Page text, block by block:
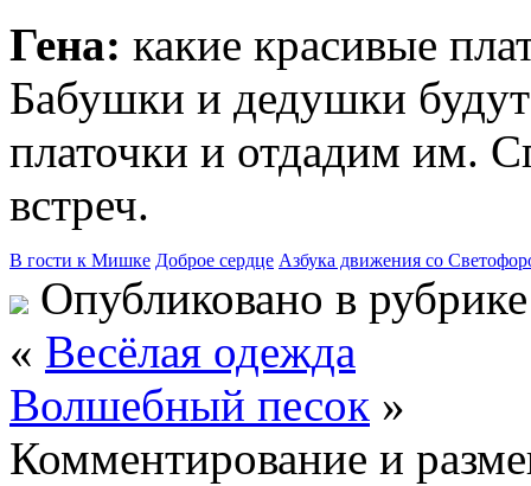
Гена: какие красивые
Бабушки и дедушки
платочки и отдадим им.
встреч.
В гости к Мишке Доброе сердце Азбука движения со
Опубликовано в
« Весёлая одежда
Волшебный песок »
Комментирование и